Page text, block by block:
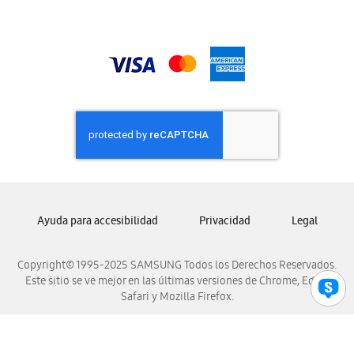
Samsung Nicaragua
Samsung Panamá
Samsung República Dominicana
Samsung Venezuela
Copyright© 1995-2025 SAMSUNG Todos los Derechos Reservados.
Este sitio se ve mejor en las últimas versiones de Chrome, Edge,
Safari y Mozilla Firefox.
Ayuda para accesibilidad Privacidad Legal